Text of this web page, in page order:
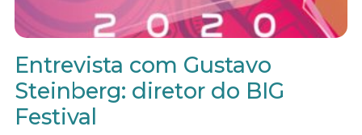
Entrevista com Gustavo
Steinberg: diretor do BIG
Festival